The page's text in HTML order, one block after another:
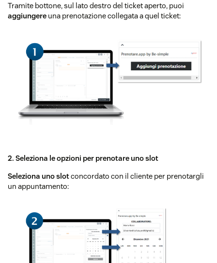
Tramite bottone, sul lato destro del ticket aperto, puoi
aggiungere una prenotazione collegata a quel ticket:
2. Seleziona le opzioni per prenotare uno slot
Seleziona uno slotconcordato con il cliente per prenotargli
un appuntamento: